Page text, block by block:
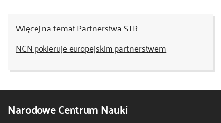
Więcej na temat Partnerstwa STR
NCN pokieruje europejskim partnerstwem
Narodowe Centrum Nauki